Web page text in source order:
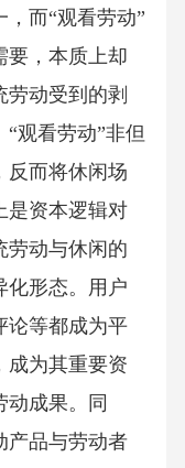
而“观看劳动”
要，本质上却
动受到的剥
观看劳动”非但
反而将休闲场
是资本逻辑对
劳动与休闲的
化形态。用户
论等都成为平
成为其重要资
动成果。同
产品与劳动者